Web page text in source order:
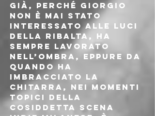
Già, perché Giorgio
non è mai stato
interessato alle luci
della ribalta, ha
sempre lavorato
nell’ombra, eppure da
quando ha
imbracciato la
chitarra, nei momenti
topici della
cosiddetta scena